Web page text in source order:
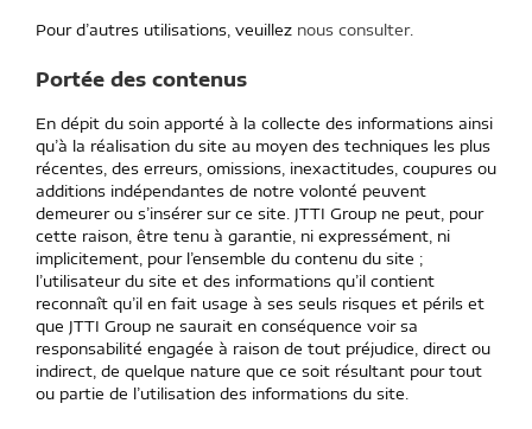
Pour d’autres utilisations, veuillez nous consulter.
Portée des contenus
En dépit du soin apporté à la collecte des informations ainsi
qu’à la réalisation du site au moyen des techniques les plus
récentes, des erreurs, omissions, inexactitudes, coupures ou
additions indépendantes de notre volonté peuvent
demeurer ou s’insérer sur ce site. JTTI Group ne peut, pour
cette raison, être tenu à garantie, ni expressément, ni
implicitement, pour l’ensemble du contenu du site ;
l’utilisateur du site et des informations qu’il contient
reconnaît qu’il en fait usage à ses seuls risques et périls et
que JTTI Group ne saurait en conséquence voir sa
responsabilité engagée à raison de tout préjudice, direct ou
indirect, de quelque nature que ce soit résultant pour tout
ou partie de l’utilisation des informations du site.